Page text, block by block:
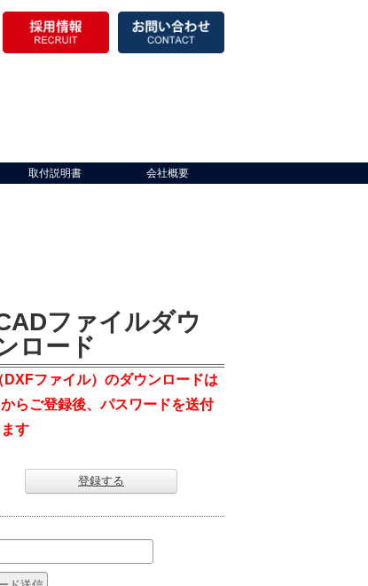
取付説明書 会社概要
ファイルダウ
ロード
ファイル）のダウンロードは
らご登録後、パスワードを送付
す
登録する